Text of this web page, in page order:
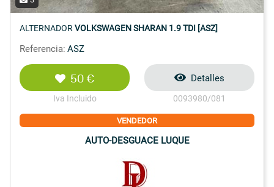
ALTERNADORVOLKSWAGEN SHARAN 1.9 TDI [ASZ]
Referencia: ASZ
50 €
Iva Incluido
Detalles
0093980/081
VENDEDOR
AUTO-DESGUACE LUQUE